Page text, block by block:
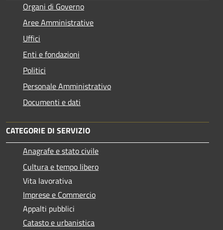
Organi di Governo
Aree Amministrative
Uffici
Enti e fondazioni
Politici
Personale Amministrativo
Documenti e dati
CATEGORIE DI SERVIZIO
Anagrafe e stato civile
Cultura e tempo libero
Vita lavorativa
Imprese e Commercio
Appalti pubblici
Catasto e urbanistica